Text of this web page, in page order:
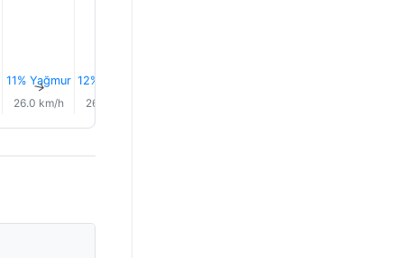
11% Yağmur
↑
26.0 km/h
12% Yağmur
26.0 km/h